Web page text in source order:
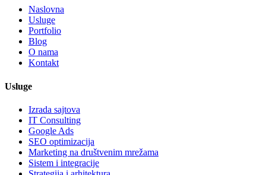
Naslovna
Usluge
Portfolio
Blog
O nama
Kontakt
Usluge
Izrada sajtova
IT Consulting
Google Ads
SEO optimizacija
Marketing na društvenim mrežama
Sistem i integracije